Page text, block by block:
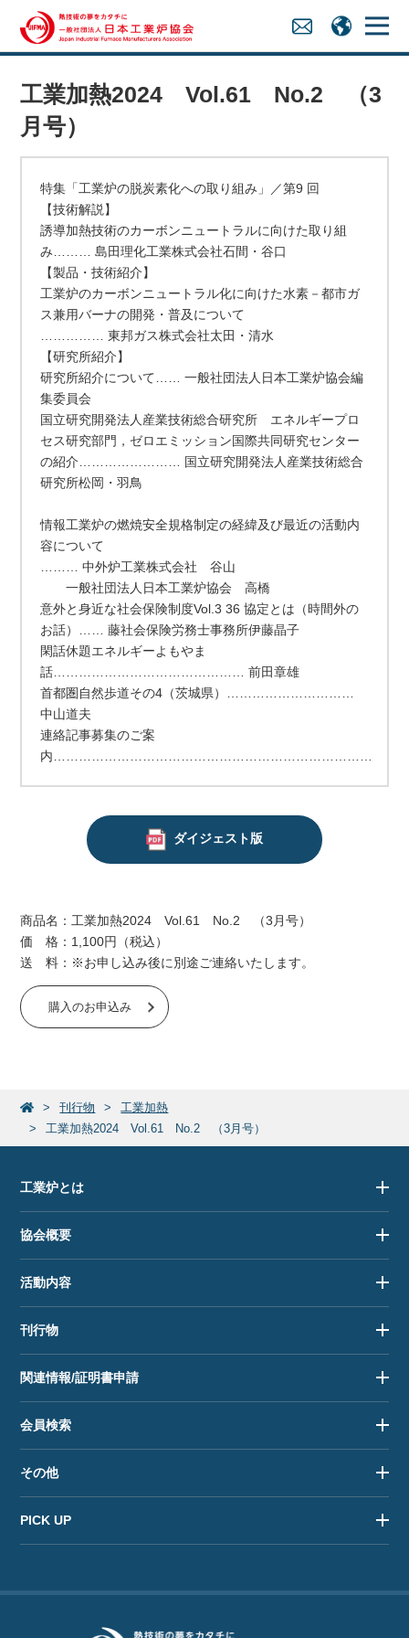
工業加熱2024 Vol.61 No.2 （3
月号）
特集「工業炉の脱炭素化への取り組み」／第9 回
【技術解説】
誘導加熱技術のカーボンニュートラルに向けた取り組
み……… 島田理化工業株式会社石間・谷口
【製品・技術紹介】
工業炉のカーボンニュートラル化に向けた水素－都市ガ
ス兼用バーナの開発・普及について
…………… 東邦ガス株式会社太田・清水
【研究所紹介】
研究所紹介について…… 一般社団法人日本工業炉協会編
集委員会
国立研究開発法人産業技術総合研究所 エネルギープロ
セス研究部門，ゼロエミッション国際共同研究センター
の紹介…………………… 国立研究開発法人産業技術総合
研究所松岡・羽鳥
情報工業炉の燃焼安全規格制定の経緯及び最近の活動内
容について
……… 中外炉工業株式会社 谷山
一般社団法人日本工業炉協会 高橋
意外と身近な社会保険制度Vol.3 36 協定とは（時間外の
お話）…… 藤社会保険労務士事務所伊藤晶子
閑話休題エネルギーよもやま
話……………………………………… 前田章雄
首都圏自然歩道その4（茨城県）…………………………
中山道夫
連絡記事募集のご案
内…………………………………………………………………
ダイジェスト版
商品名：工業加熱2024 Vol.61 No.2 （3月号）
価 格：1,100円（税込）
送 料：※お申し込み後に別途ご連絡いたします。
購入のお申込み
刊行物
工業加熱
工業加熱2024 Vol.61 No.2 （3月号）
工業炉とは
協会概要
活動内容
刊行物
関連情報/証明書申請
会員検索
その他
PICK UP